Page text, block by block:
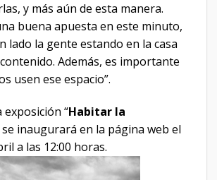
y más aún de esta manera.
buena apuesta en este minuto,
lado la gente estando en la casa
Además, es importante
usen ese espacio”.
exposición “Habitar la
se inaugurará en la página web el
a las 12:00 horas.